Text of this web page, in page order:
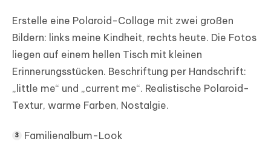
Erstelle eine Polaroid-Collage mit zwei großen
Bildern: links meine Kindheit, rechts heute. Die Fotos
liegen auf einem hellen Tisch mit kleinen
Erinnerungsstücken. Beschriftung per Handschrift:
„little me“ und „current me“. Realistische Polaroid-
Textur, warme Farben, Nostalgie.
Familienalbum-Look